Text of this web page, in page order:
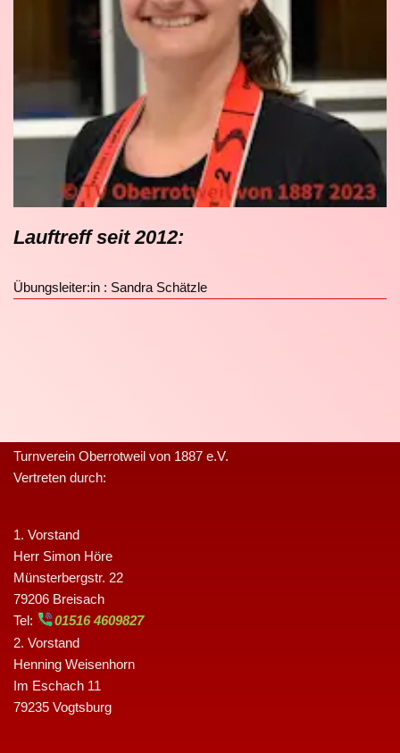
Lauftreff seit 2012:
Übungsleiter:in : Sandra Schätzle
Turnverein Oberrotweil von 1887 e.V.
Vertreten durch:
1. Vorstand
Herr Simon Höre
Münsterbergstr. 22
79206 Breisach
Tel:
01516 4609827
2. Vorstand
Henning Weisenhorn
Im Eschach 11
79235 Vogtsburg